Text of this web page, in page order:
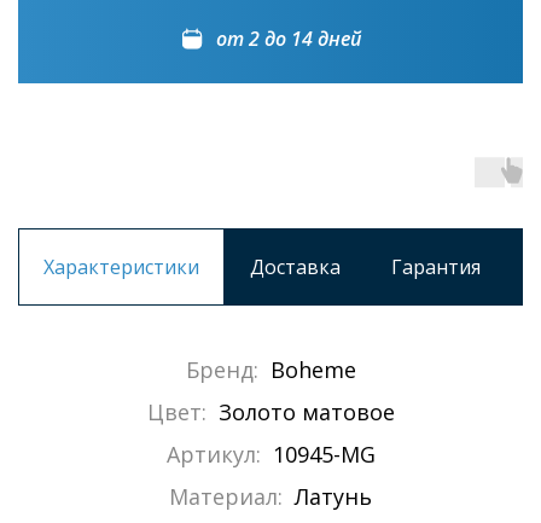
от 2 до 14 дней
Характеристики Доставка Гарантия
Бренд: Boheme
Цвет: Золото матовое
Артикул: 10945-MG
Материал: Латунь